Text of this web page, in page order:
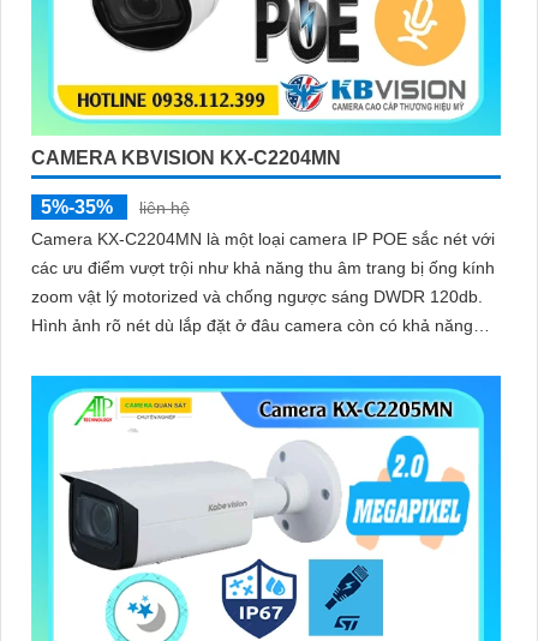
CAMERA KBVISION KX-C2204MN
5%-35%
liên hệ
Camera KX-C2204MN là một loại camera IP POE sắc nét với
các ưu điểm vượt trội như khả năng thu âm trang bị ống kính
zoom vật lý motorized và chống ngược sáng DWDR 120db.
Hình ảnh rõ nét dù lắp đặt ở đâu camera còn có khả năng